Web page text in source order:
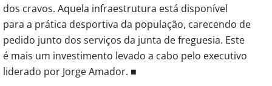
dos cravos. Aquela infraestrutura está disponível
para a prática desportiva da população, carecendo de
pedido junto dos serviços da junta de freguesia. Este
é mais um investimento levado a cabo pelo executivo
liderado por Jorge Amador. ■